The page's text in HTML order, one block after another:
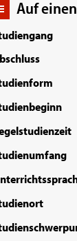
Auf